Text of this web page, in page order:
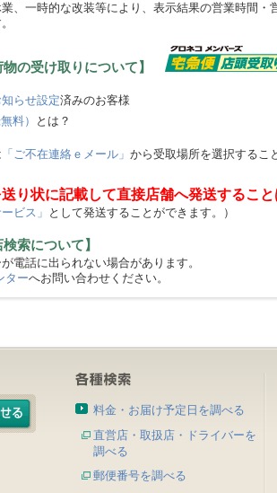
、一時的な改装等により、表示結果の営業時間・
物の受け取りについて】
知らせ設定済みのお客様
料）
とは？
「ご不在連絡ｅメール」 から受取場所を選択するこ
り状に記載して直接店舗へ発送すること
ビス」 として発送することができます。）
索について】
電話に出られない場合があります。
ターへお問い合わせください。
料金・お届け予定日を調べる
直営店・取扱店・ドライバーを
調べる
郵便番号を調べる